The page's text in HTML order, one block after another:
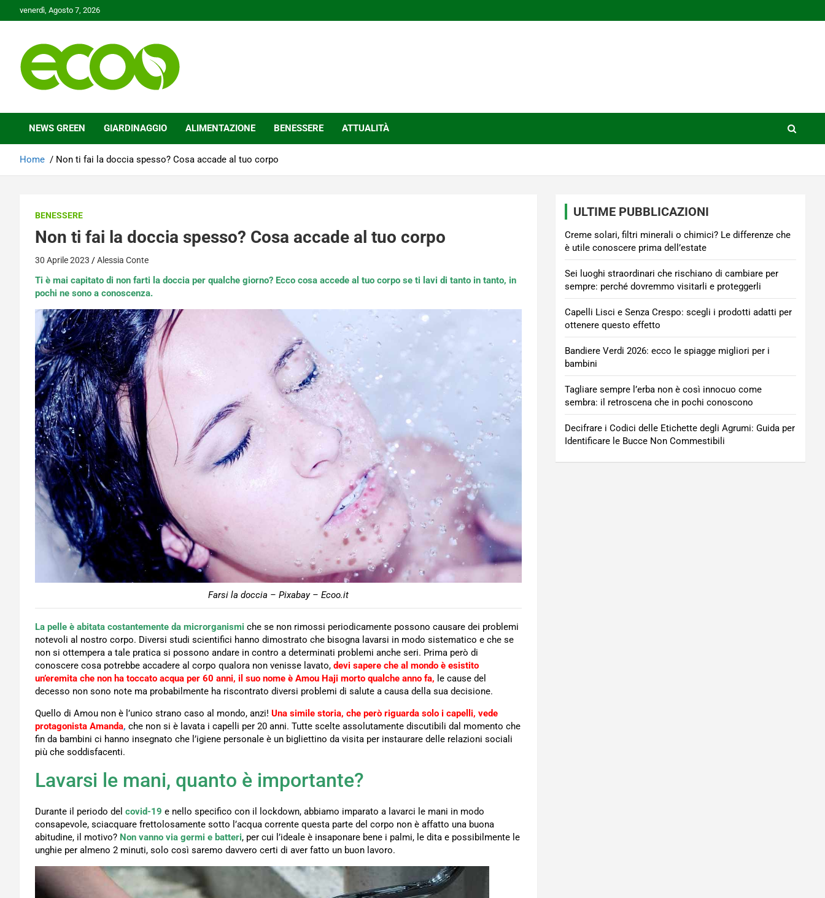
to
venerdì, Agosto 7, 2026
Ecoo.it
NEWS GREEN GIARDINAGGIO ALIMENTAZIONE BENESSERE ATTUALITÀ
Home Non ti fai la doccia spesso? Cosa accade al tuo corpo
BENESSERE
Non ti fai la doccia spesso? Cosa accade al tuo corpo
30 Aprile 2023 Alessia Conte
Ti è mai capitato di non farti la doccia per qualche giorno? Ecco cosa accede al tuo corpo se ti lavi di tanto in tanto, in
pochi ne sono a conoscenza.
Farsi la doccia – Pixabay – Ecoo.it
La pelle è abitata costantemente da microrganismi che se non rimossi periodicamente possono causare dei problemi
notevoli al nostro corpo. Diversi studi scientifici hanno dimostrato che bisogna lavarsi in modo sistematico e che se
non si ottempera a tale pratica si possono andare in contro a determinati problemi anche seri. Prima però di
conoscere cosa potrebbe accadere al corpo qualora non venisse lavato, devi sapere che al mondo è esistito
un’eremita che non ha toccato acqua per 60 anni, il suo nome è Amou Haji morto qualche anno fa, le cause del
decesso non sono note ma probabilmente ha riscontrato diversi problemi di salute a causa della sua decisione.
Quello di Amou non è l’unico strano caso al mondo, anzi! Una simile storia, che però riguarda solo i capelli, vede
protagonista Amanda, che non si è lavata i capelli per 20 anni. Tutte scelte assolutamente discutibili dal momento che
fin da bambini ci hanno insegnato che l’igiene personale è un bigliettino da visita per instaurare delle relazioni sociali
più che soddisfacenti.
Lavarsi le mani, quanto è importante?
Durante il periodo del covid-19 e nello specifico con il lockdown, abbiamo imparato a lavarci le mani in modo
consapevole, sciacquare frettolosamente sotto l’acqua corrente questa parte del corpo non è affatto una buona
abitudine, il motivo? Non vanno via germi e batteri, per cui l’ideale è insaponare bene i palmi, le dita e possibilmente le
unghie per almeno 2 minuti, solo così saremo davvero certi di aver fatto un buon lavoro.
ULTIME PUBBLICAZIONI
Creme solari, filtri minerali o chimici? Le differenze che
è utile conoscere prima dell’estate
Sei luoghi straordinari che rischiano di cambiare per
sempre: perché dovremmo visitarli e proteggerli
Capelli Lisci e Senza Crespo: scegli i prodotti adatti per
ottenere questo effetto
Bandiere Verdi 2026: ecco le spiagge migliori per i
bambini
Tagliare sempre l’erba non è così innocuo come
sembra: il retroscena che in pochi conoscono
Decifrare i Codici delle Etichette degli Agrumi: Guida per
Identificare le Bucce Non Commestibili